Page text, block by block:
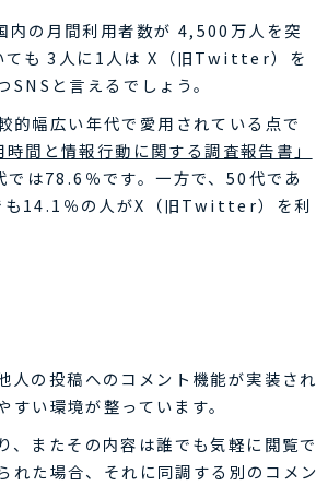
内の月間利用者数が 4,500万人を突
ても 3人に1人は X（旧Twitter）を
と言えるでしょう。
幅広い年代で愛用されている点で
間と情報行動に関する調査報告書」
は78.6％です。一方で、50代であ
も14.1％の人がX（旧Twitter）を利
の投稿へのコメント機能が実装され
い環境が整っています。
またその内容は誰でも気軽に閲覧で
れた場合、それに同調する別のコメン